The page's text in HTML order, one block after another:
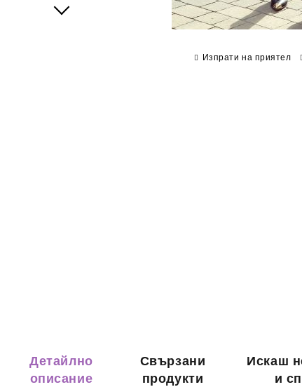
Изпрати на приятел
Детайлно
описание
Свързани
продукти
Искаш
и